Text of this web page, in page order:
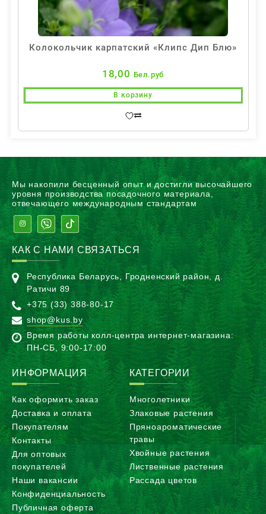
Колокольчик карпатский «Клипс Дип Блю»
18,00 Бел.руб
В корзину
Мы накопили бесценный опыт и достигли высочайшего
уровня производства посадочного материала,
отвечающего международным стандартам
КАК С НАМИ СВЯЗАТЬСЯ
Республика Беларусь, Гродненский район, д.
Ратичи 89
+375 (33) 388-80-17
shop@kus.by
Время работы колл-центра интернет-магазина:
ПН-CБ, 9:00-17:00
ИНФОРМАЦИЯ
Как оформить заказ
Доставка и оплата
Покупателям
Контакты
Для оптовых
покупателей
Наши вакансии
Конфиденциальность
Публичная оферта
КАТЕГОРИИ
Многолетники
Злаковые растения
Пряноароматические
травы
Хвойные растения
Лиственные растения
Рассада цветов